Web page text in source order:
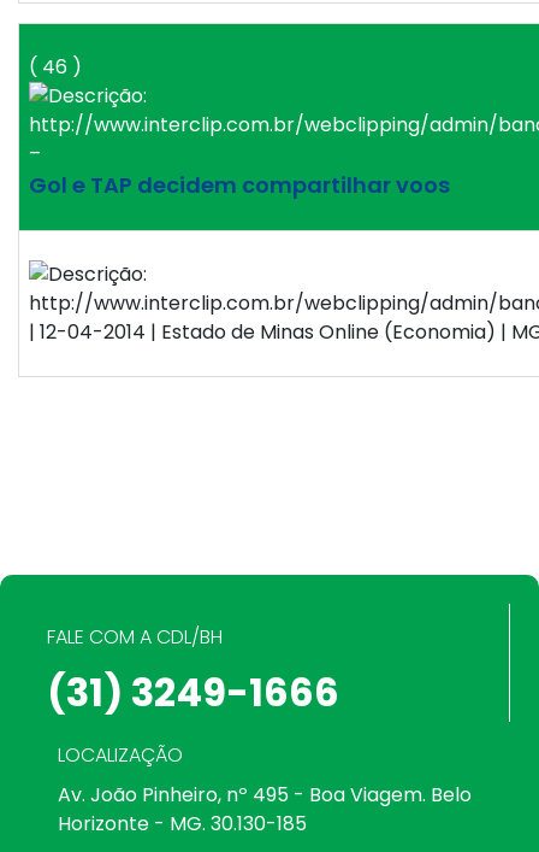
( 46 )
–
Gol e TAP decidem compartilhar voos
| 12-04-2014 | Estado de Minas Online (Economia) |
FALE COM A CDL/BH
(31) 3249-1666
LOCALIZAÇÃO
Av. João Pinheiro, nº 495 - Boa Viagem. Belo
Horizonte - MG. 30.130-185